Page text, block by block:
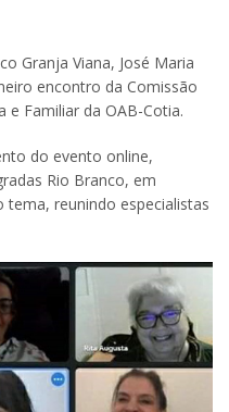
Granja Viana, José Maria
encontro da Comissão
e Familiar da OAB-Cotia.
do evento online,
Rio Branco, em
reunindo especialistas